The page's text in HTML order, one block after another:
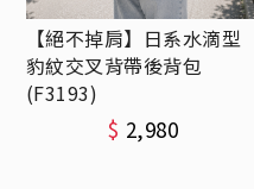
【絕不掉肩】日系水滴型
豹紋交叉背帶後背包
(F3193)
$ 2,980